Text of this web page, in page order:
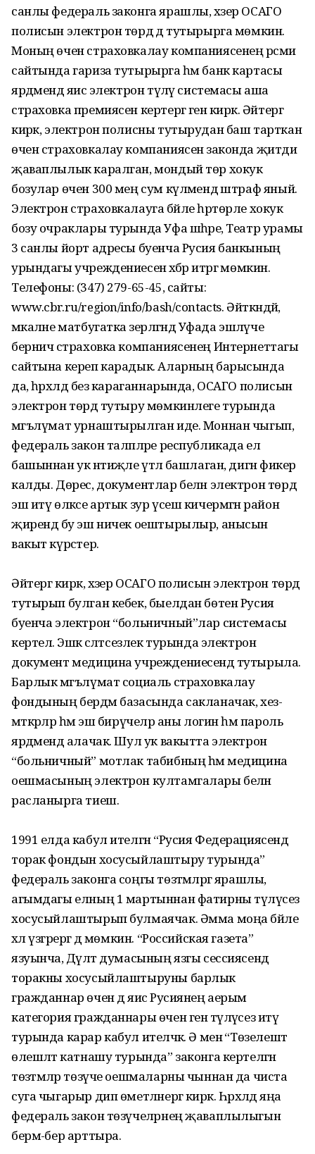
санлы федераль законга ярашлы, хәзер ОСАГО
полисын электрон төрдә дә тутырырга мөмкин.
Моның өчен страховкалау ком­паниясе­нең рәсми
сайтында гариза тутырырга һәм банк картасы
ярдәмендә яисә электрон түләү системасы аша
страховка премиясен кер­тергә генә кирәк. Әйтергә
кирәк, электрон полисны тутырудан баш тарткан
өчен страховкалау компаниясенә законда җитди
җаваплылык каралган, мондый төр хокук
бозулар өчен 300 мең сум күләмендә штраф яный.
Электрон страховкалауга бәйле һәртөрле хокук
бозу очраклары турында Уфа шәһәре, Театр урамы
3 санлы йорт адресы буенча Русия банкының
урындагы учреж­дениесенә хәбәр итәргә мөмкин.
Телефоны: (347) 279-65-45, сайты:
www.cbr.ru/region/info/bash/contacts. Әйткәндәй,
мәка­ләне матбугатка әзер­ләгәндә Уфада эш­ләүче
берничә страховка компа­ния­сенең Интернеттагы
сайтына кереп карадык. Аларның барысында
да, һәрхәлдә без караганнарында, ОСАГО полисын
электрон төрдә тутыру мөмкинлеге турында
мәгъ­лүмат урнаштырылган иде. Моннан чыгып,
федераль закон таләпләре республикада ел
башыннан ук нәтиҗәле үтәлә башлаган, дигән фикер
калды. Дөрес, документлар белән электрон төрдә
эш итү өлкәсе артык зур үсеш кичермәгән район
җирендә бу эш ничек оештырылыр, анысын
вакыт күрсәтер.
Әйтергә кирәк, хәзер ОСАГО полисын электрон төрдә
тутырып булган кебек, быелдан бөтен Русия
буенча электрон “больничный”лар системасы
кер­телә. Эшкә сәләтсез­лек турында электрон
документ медицина учрежде­ние­сендә тутырыла.
Барлык мәгъ­лүмат социаль страховкалау
фондының бер­дәм базасында сакланачак, хез­
мәткәрләр һәм эш би­рүчеләр аны логин һәм пароль
ярдәмендә алачак. Шул ук вакытта электрон
“больничный” мотлак та­биб­­ның һәм медицина
оешма­сының электрон култамгалары белән
расланырга тиеш.
1991 елда кабул ителгән “Русия Федерациясендә
торак фондын хосусыйлаштыру турында”
федераль законга соңгы төзәтмәләргә ярашлы,
агымдагы елның 1 мартыннан фатирны түләүсез
хосусыйлаштырып булмаячак. Әмма моңа бәйле
хәл үзгәрергә дә мөмкин. “Российская газета”
язуынча, Дәүләт думасы­ның язгы сессиясендә
торакны хосусыйлаштыруны барлык
гражданнар өчен дә яисә Русиянең аерым
категория гражданнары өчен генә түләүсез итү
турында карар кабул ителәчәк. Ә менә “Төзелештә
өлешләтә катнашу турында” законга кертелгән
төзәт­мәләр төзү­че оешмаларны чыннан да чиста
суга чыгарыр дип өметләнергә кирәк. Һәрхәл­дә яңа
федераль закон төзүчеләрнең җавап­лы­лыгын
бермә-бер арттыра.